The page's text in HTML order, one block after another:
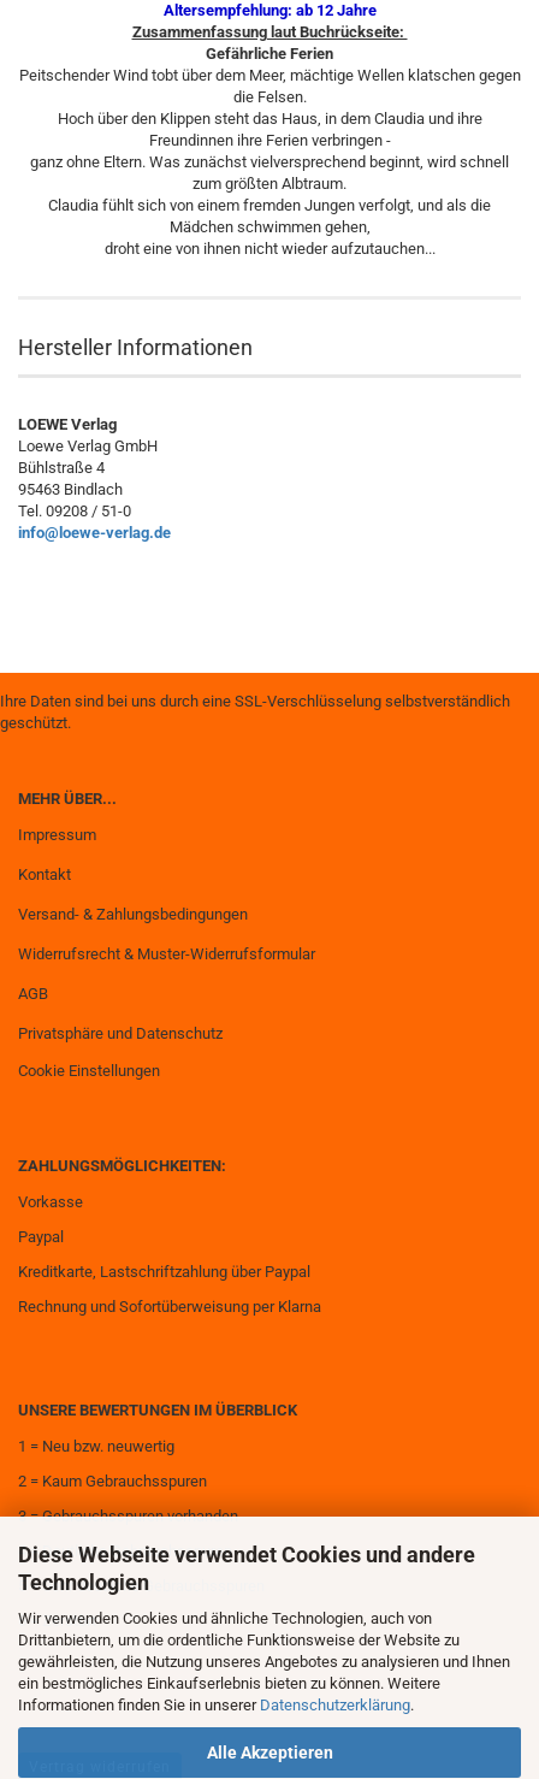
Diese Webseite verwendet Cookies und andere
Technologien
Wir verwenden Cookies und ähnliche Technologien, auch von
Drittanbietern, um die ordentliche Funktionsweise der Website zu
gewährleisten, die Nutzung unseres Angebotes zu analysieren und Ihnen
ein bestmögliches Einkaufserlebnis bieten zu können. Weitere
Informationen finden Sie in unserer Datenschutzerklärung.
Alle Akzeptieren
Altersempfehlung: ab 12 Jahre
Zusammenfassung laut Buchrückseite:
Gefährliche Ferien
Peitschender Wind tobt über dem Meer, mächtige Wellen klatschen gegen
die Felsen.
Hoch über den Klippen steht das Haus, in dem Claudia und ihre
Freundinnen ihre Ferien verbringen -
ganz ohne Eltern. Was zunächst vielversprechend beginnt, wird schnell
zum größten Albtraum.
Claudia fühlt sich von einem fremden Jungen verfolgt, und als die
Mädchen schwimmen gehen,
droht eine von ihnen nicht wieder aufzutauchen...
Hersteller Informationen
LOEWE Verlag
Loewe Verlag GmbH
Bühlstraße 4
95463 Bindlach
Tel. 09208 / 51-0
info@loewe-verlag.de
Ihre Daten sind bei uns durch eine SSL-Verschlüsselung selbstverständlich
geschützt.
MEHR ÜBER...
Impressum
Kontakt
Versand- & Zahlungsbedingungen
Widerrufsrecht & Muster-Widerrufsformular
AGB
Privatsphäre und Datenschutz
Cookie Einstellungen
ZAHLUNGSMÖGLICHKEITEN:
Vorkasse
Paypal
Kreditkarte, Lastschriftzahlung über Paypal
Rechnung und Sofortüberweisung per Klarna
UNSERE BEWERTUNGEN IM ÜBERBLICK
1 = Neu bzw. neuwertig
2 = Kaum Gebrauchsspuren
3 = Gebrauchsspuren vorhanden
4 = Deutliche Gebrauchsspuren
5 = Sehr deutliche Gebrauchsspuren
6 = Zerstört